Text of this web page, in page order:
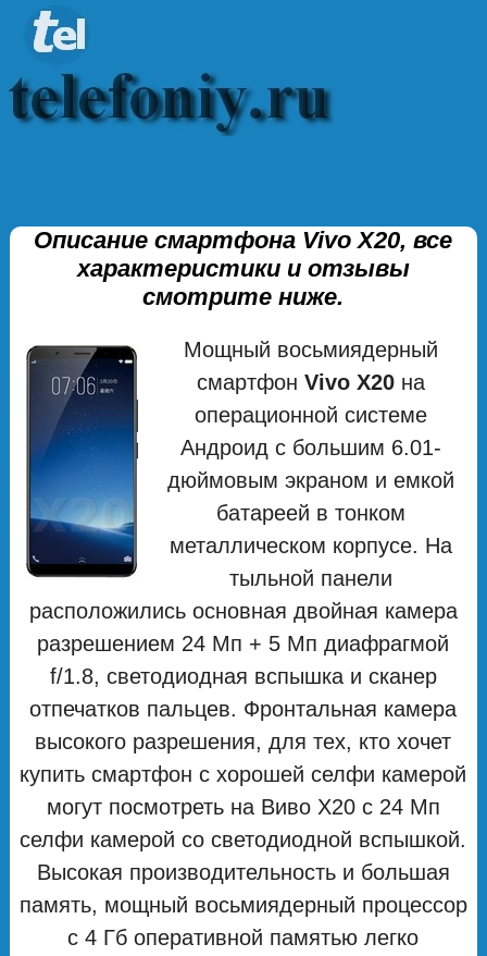
Описание смартфона Vivo X20, все
характеристики и отзывы
смотрите ниже.
Мощный восьмиядерный
смартфон Vivo X20на
операционной системе
Андроид с большим 6.01-
дюймовым экраном и емкой
батареей в тонком
металлическом корпусе. На
тыльной панели
расположились основная двойная камера
разрешением 24 Мп + 5 Мп диафрагмой
f/1.8, светодиодная вспышка и сканер
отпечатков пальцев. Фронтальная камера
высокого разрешения, для тех, кто хочет
купить смартфон с хорошей селфи камерой
могут посмотреть на Виво Х20 с 24 Мп
селфи камерой со светодиодной вспышкой.
Высокая производительность и большая
память, мощный восьмиядерный процессор
с 4 Гб оперативной памятью легко